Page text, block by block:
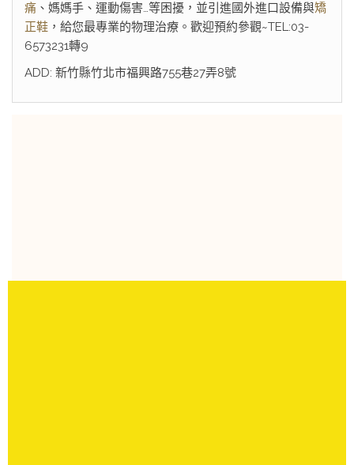
痛 、媽媽手、運動傷害…等困擾，並引進國外進口設備與矯
正鞋 ，給您最專業的物理治療。歡迎預約參觀~TEL:03-
6573231轉9
ADD: 新竹縣竹北市福興路755巷27弄8號